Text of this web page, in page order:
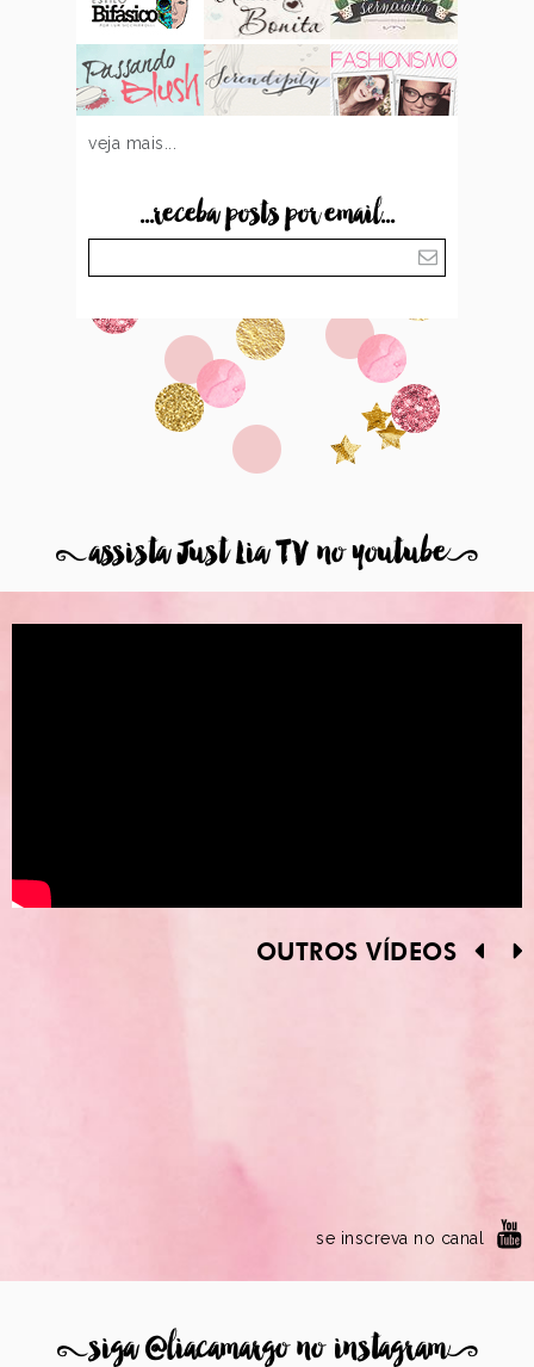
veja mais...
...receba posts por email...
8assista Just Lia TV no youtube9
OUTROS VÍDEOS
se inscreva no canal
8siga @liacamargo no instagram9